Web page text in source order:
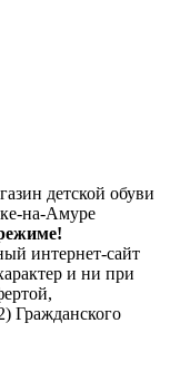
детской обуви
на-Амуре
интернет-сайт
и ни при
Гражданского